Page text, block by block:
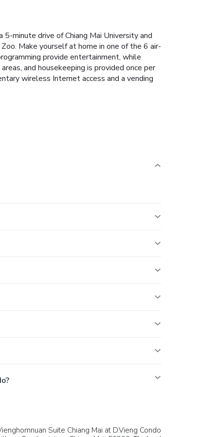
5-minute drive of Chiang Mai University and
Make yourself at home in one of the 6 air-
provide entertainment, while
and housekeeping is provided once per
wireless Internet access and a vending
Suite Chiang Mai at D.Vieng Condo